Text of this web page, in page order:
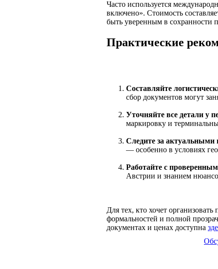
Часто используется
включено». Стоимость
быть уверенным в сохранности
Практические
Составляйте
сбор документов могут
Уточняйте все детали у
маркировку и
Следите за актуальными
— особенно в условиях
Работайте с
Австрии и знанием
Для тех, кто хочет
формальностей и полной
документах и ценах доступна